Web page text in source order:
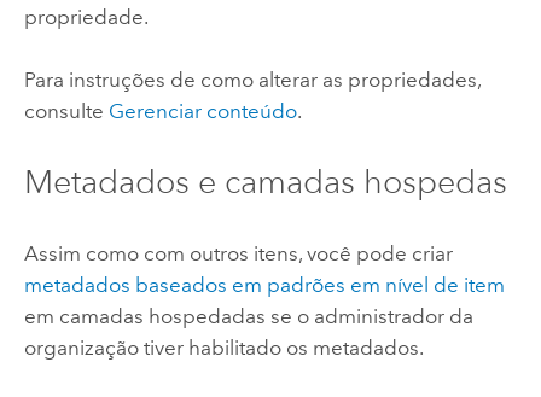
propriedade.
Para instruções de como alterar as propriedades,
consulte Gerenciar conteúdo.
Metadados e camadas hospedas
Assim como com outros itens, você pode criar
metadados baseados em padrões em nível de item
em camadas hospedadas se o administrador da
organização tiver habilitado os metadados.